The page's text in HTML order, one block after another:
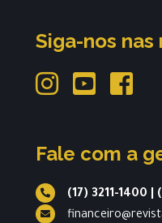
Siga-nos
Fale com a
(17) 3211-1400